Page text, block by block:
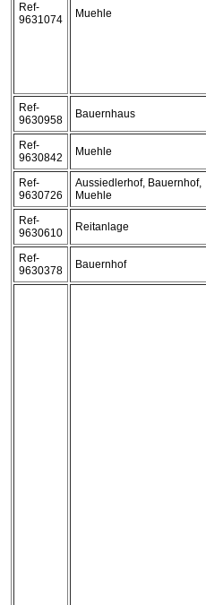
Ref-
9631074
Muehle
Ref-
9630958
Bauernhaus
Ref-
9630842
Muehle
Ref-
9630726
Aussiedlerhof, Bauernhof,
Muehle
Ref-
9630610
Reitanlage
Ref-
9630378
Bauernhof